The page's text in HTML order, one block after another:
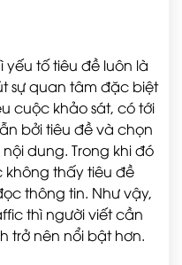
tố tiêu đề luôn là
sự quan tâm đặc biệt
cuộc khảo sát, có tới
bởi tiêu đề và chọn
dung. Trong khi đó
không thấy tiêu đề
thông tin. Như vậy,
thì người viết cần
trở nên nổi bật hơn.